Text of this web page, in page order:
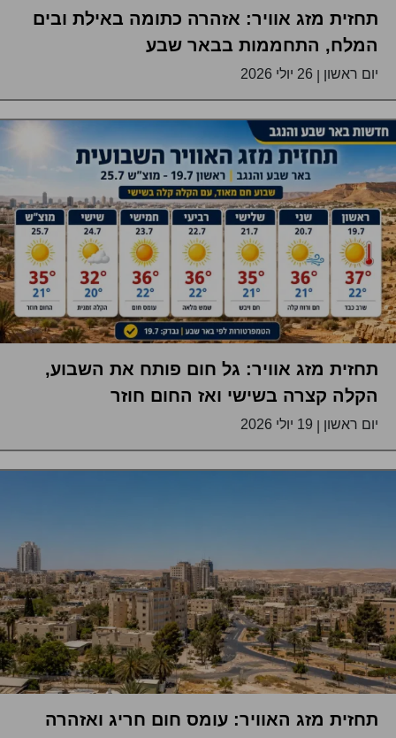
תחזית מזג אוויר: אזהרה כתומה באילת ובים
המלח, התחממות בבאר שבע
יום ראשון 26 יולי 2026
תחזית מזג אוויר: גל חום פותח את השבוע,
הקלה קצרה בשישי ואז החום חוזר
יום ראשון 19 יולי 2026
תחזית מזג האוויר: עומס חום חריג ואזהרה